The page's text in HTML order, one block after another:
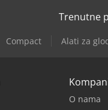
Trenutne
Compact Alati za
O nama